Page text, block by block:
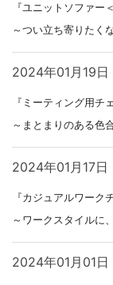
『ユニットソファ
～つい立ち寄りたく
2024年01月19日
『ミーティング用
～まとまりのある色
2024年01月17日
『カジュアルワー
～ワークスタイルに
2024年01月01日